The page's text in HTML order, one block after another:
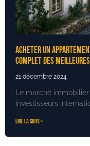
Acheter un
complet des
21 décembre 2024
Le marché
investisseurs
Lire la suite »